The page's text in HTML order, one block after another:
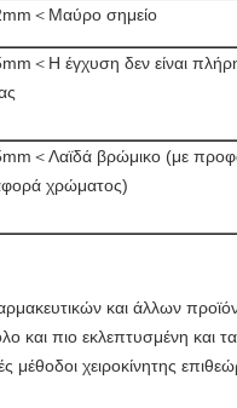
＜Μαύρο σημείο
＜Η έγχυση δεν είναι
＜Λαϊδά βρώμικο (με
χρώματος)
και άλλων
και πιο εκλεπτυσμένη
χειροκίνητης